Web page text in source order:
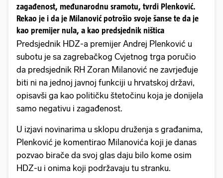
zagađenost, međunarodnu sramotu, tvrdi Plenković.
Rekao je i da je Milanović potrošio svoje šanse te da je
kao premijer nula, a kao predsjednik ništica
Predsjednik HDZ-a premijer Andrej Plenković u
subotu je sa zagrebačkog Cvjetnog trga poručio
da predsjednik RH Zoran Milanović ne zavrjeđuje
biti ni na jednoj javnoj funkciji u hrvatskoj državi,
opisavši ga kao političku štetočinu koja je donijela
samo negativu i zagađenost.
U izjavi novinarima u sklopu druženja s građanima,
Plenković je komentirao Milanovića koji je danas
pozvao birače da svoj glas daju bilo kome osim
HDZ-u i onima koji podržavaju tu stranku.